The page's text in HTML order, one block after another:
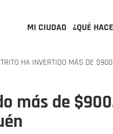
MI CIUDAD ¿QUÉ
HA INVERTIDO MÁS DE
más de